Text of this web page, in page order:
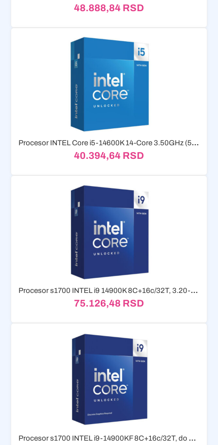
48.888,84 RSD
Procesor INTEL Core i5-14600K 14-Core 3.50GHz (5.30GHz) Box
40.394,64 RSD
Procesor s1700 INTEL i9 14900K 8C+16c/32T, 3.20-6.00GHz, box
75.126,48 RSD
Procesor s1700 INTEL i9-14900KF 8C+16c/32T, do 6.00GHz